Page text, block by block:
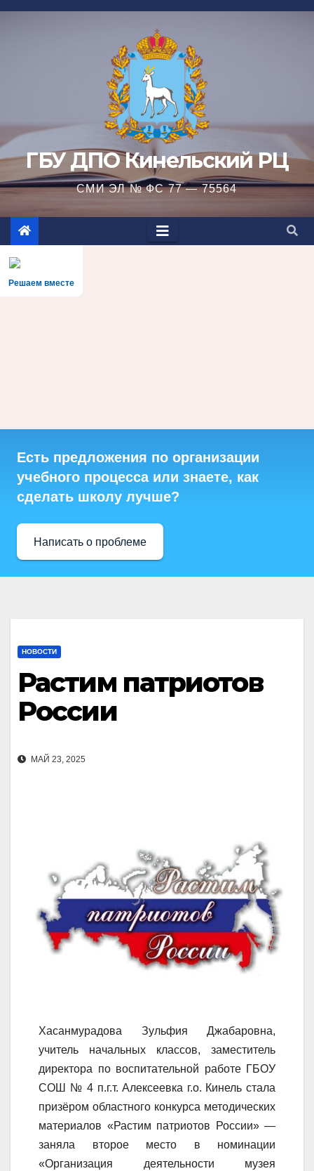
Перейти
ГБУ ДПО Кинельский РЦ
СМИ ЭЛ № ФС 77 — 75564
Решаем вместе
Есть предложения по организации
учебного процесса или знаете, как
сделать школу лучше?
Написать о проблеме
НОВОСТИ
Растим патриотов
России
МАЙ 23, 2025
Хасанмурадова Зульфия Джабаровна,
учитель начальных классов, заместитель
директора по воспитательной работе ГБОУ
СОШ № 4 п.г.т. Алексеевка г.о. Кинель стала
призёром областного конкурса методических
материалов «Растим патриотов России» —
заняла второе место в номинации
«Организация деятельности музея